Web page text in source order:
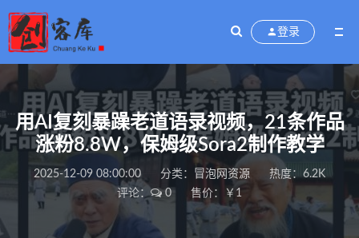
登录
用AI复刻暴躁老道语录视频，21条作品
涨粉8.8W，保姆级Sora2制作教学
2025-12-09 08:00:00 分类： 冒泡网资源
热度：6.2K
评论：
0 售价：￥1